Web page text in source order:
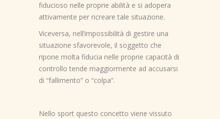
fiducioso nelle proprie abilità e si adopera
attivamente per ricreare tale situazione.
Viceversa, nell’impossibilità di gestire una
situazione sfavorevole, il soggetto che
ripone molta fiducia nelle proprie capacità di
controllo tende maggiormente ad accusarsi
di “fallimento” o “colpa”.
Nello sport questo concetto viene vissuto